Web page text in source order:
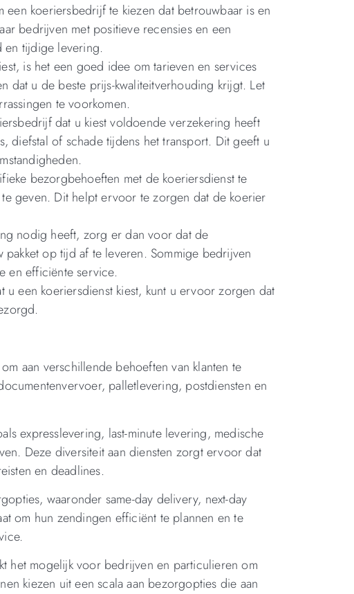
een koeriersbedrijf te kiezen dat betrouwbaar is en
bedrijven met positieve recensies en een
en tijdige levering.
is het een goed idee om tarieven en services
u de beste prijs-kwaliteitverhouding krijgt. Let
te voorkomen.
dat u kiest voldoende verzekering heeft
diefstal of schade tijdens het transport. Dit geeft u
bezorgbehoeften met de koeriersdienst te
geven. Dit helpt ervoor te zorgen dat de koerier
nodig heeft, zorg er dan voor dat de
op tijd af te leveren. Sommige bedrijven
en efficiënte service.
een koeriersdienst kiest, kunt u ervoor zorgen dat
aan verschillende behoeften van klanten te
palletlevering, postdiensten en
expresslevering, last-minute levering, medische
Deze diversiteit aan diensten zorgt ervoor dat
en deadlines.
waaronder same-day delivery, next-day
om hun zendingen efficiënt te plannen en te
het mogelijk voor bedrijven en particulieren om
kiezen uit een scala aan bezorgopties die aan